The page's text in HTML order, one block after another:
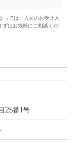
っては、入居のお受け入
ずはお気軽にご相談くだ
25番1号